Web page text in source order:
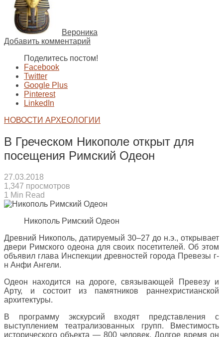
Вероника
Добавить комментарий
Поделитесь постом!
Facebook
Twitter
Google Plus
Pinterest
LinkedIn
НОВОСТИ АРХЕОЛОГИИ
В Греческом Никополе открыт для
посещения Римский Одеон
27.03.2018
1,347 просмотров
1 Min Read
Никополь Римский Одеон
Древний Никополь, датируемый 30–27 до н.э., открывает
двери Римского одеона для своих посетителей. Об этом
объявил глава Инспекции древностей города Превезы г-
н Анфи Ангели.
Одеон находится на дороге, связывающей Превезу и
Арту, и состоит из памятников раннехристианской
архитектуры.
В программу экскурсий входят представления с
выступлением театрализованных групп. Вместимость
исторического объекта — 800 человек. Долгое время он